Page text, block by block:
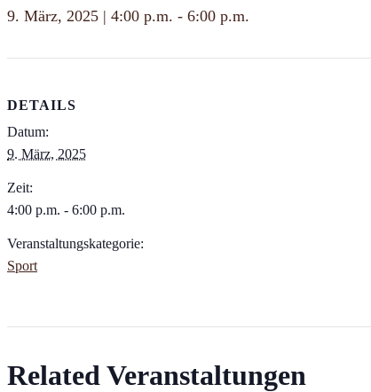
9. März, 2025 | 4:00 p.m. - 6:00 p.m.
DETAILS
Datum:
9. März, 2025
Zeit:
4:00 p.m. - 6:00 p.m.
Veranstaltungskategorie:
Sport
Related Veranstaltungen